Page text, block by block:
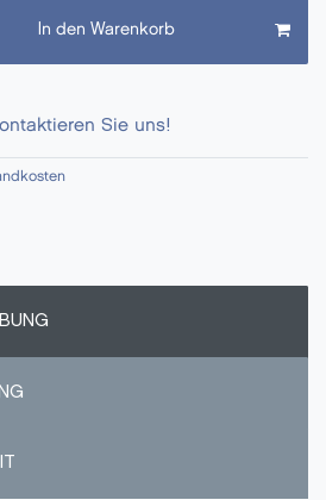
In den Warenkorb
Sie uns!